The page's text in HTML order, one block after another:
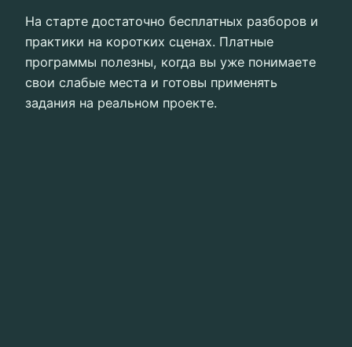
На старте достаточно бесплатных разборов и
практики на коротких сценах. Платные
программы полезны, когда вы уже понимаете
свои слабые места и готовы применять
задания на реальном проекте.